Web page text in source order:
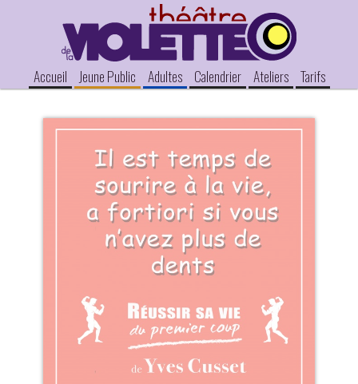
Accueil Jeune Public Adultes Calendrier Ateliers Tarifs